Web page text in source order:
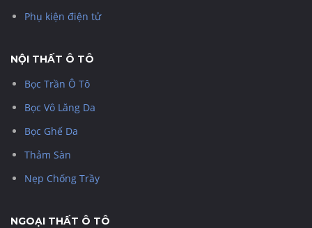
Phụ kiện điện tử
NỘI THẤT Ô TÔ
Bọc Trần Ô Tô
Bọc Vô Lăng Da
Bọc Ghế Da
Thảm Sàn
Nẹp Chống Trầy
NGOẠI THẤT Ô TÔ